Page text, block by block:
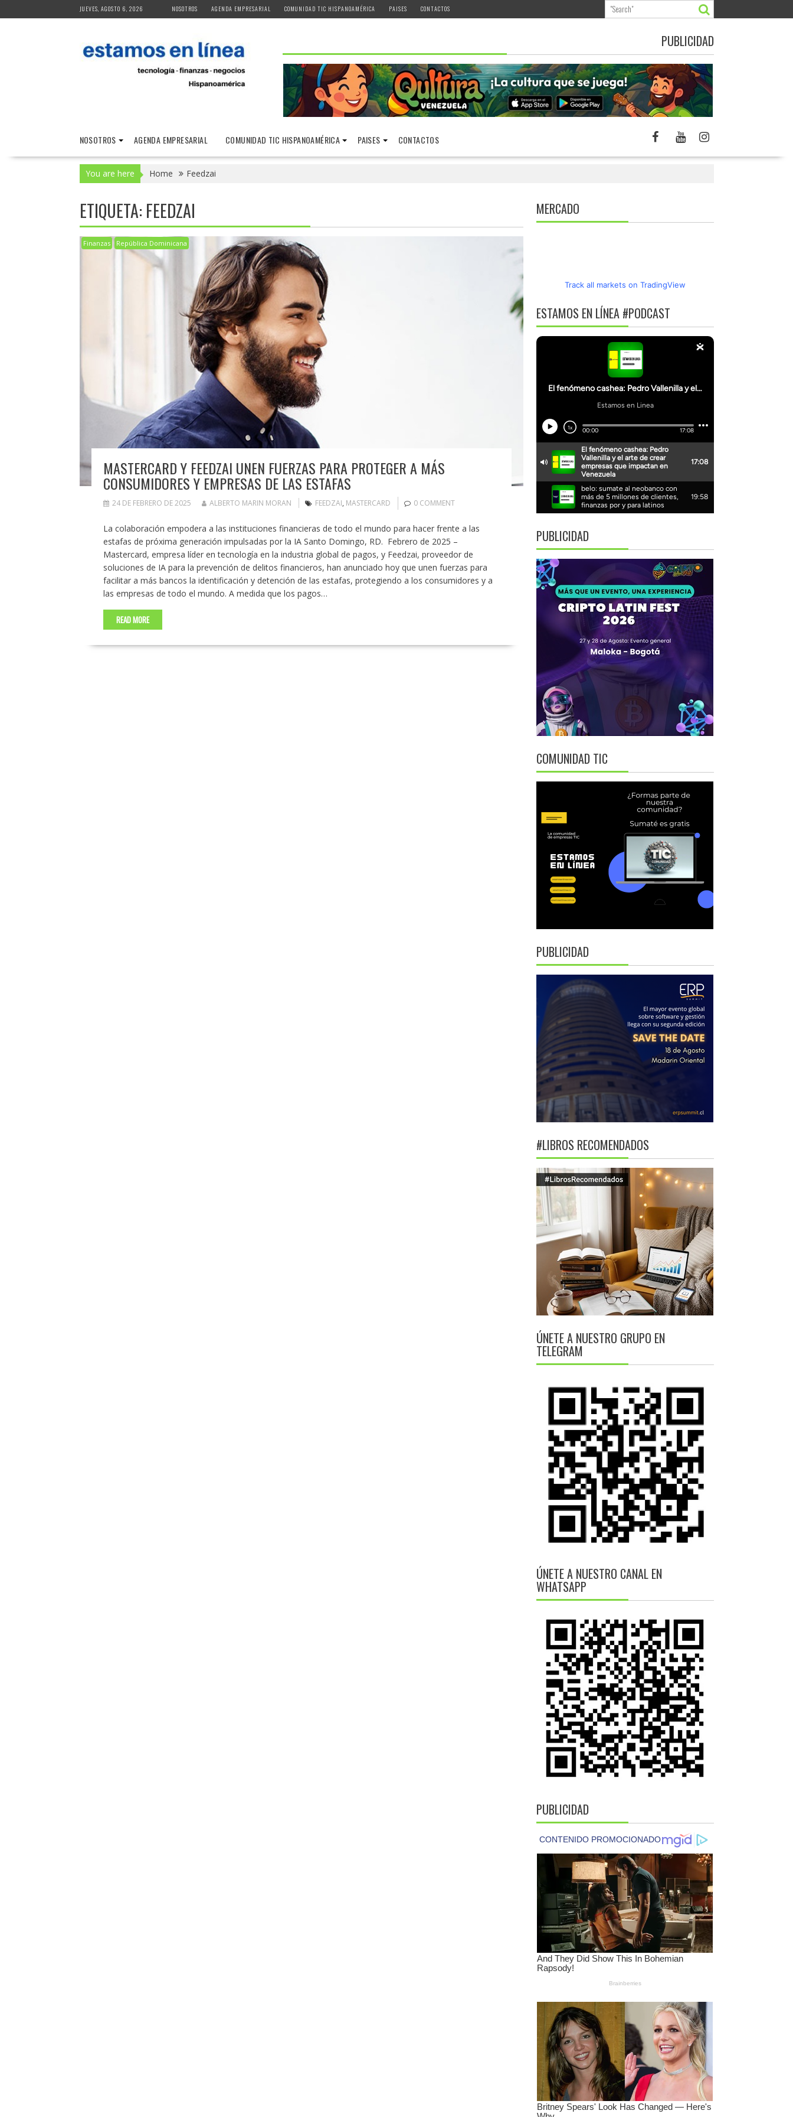
to
JUEVES, AGOSTO 6, 2026 NOSOTROS AGENDA EMPRESARIAL COMUNIDAD TIC HISPANOAMÉRICA PAISES CONTACTOS
PUBLICIDAD
NOSOTROS AGENDA EMPRESARIAL COMUNIDAD TIC HISPANOAMÉRICA PAISES CONTACTOS
You are here Home Feedzai
ETIQUETA: FEEDZAI
Finanzas República Dominicana
MASTERCARD Y FEEDZAI UNEN FUERZAS PARA PROTEGER A MÁS
CONSUMIDORES Y EMPRESAS DE LAS ESTAFAS
24 DE FEBRERO DE 2025 ALBERTO MARIN MORAN FEEDZAI, MASTERCARD 0 COMMENT
La colaboración empodera a las instituciones financieras de todo el mundo para hacer frente a las
estafas de próxima generación impulsadas por la IA Santo Domingo, RD. Febrero de 2025 –
Mastercard, empresa líder en tecnología en la industria global de pagos, y Feedzai, proveedor de
soluciones de IA para la prevención de delitos financieros, han anunciado hoy que unen fuerzas para
facilitar a más bancos la identificación y detención de las estafas, protegiendo a los consumidores y a
las empresas de todo el mundo. A medida que los pagos…
READ MORE
MERCADO
Track all markets on TradingView
ESTAMOS EN LÍNEA #PODCAST
PUBLICIDAD
COMUNIDAD TIC
PUBLICIDAD
#LIBROS RECOMENDADOS
ÚNETE A NUESTRO GRUPO EN
TELEGRAM
ÚNETE A NUESTRO CANAL EN
WHATSAPP
PUBLICIDAD